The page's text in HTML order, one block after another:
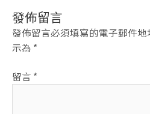
發佈留言
發佈留言必須填寫的電子郵件地
示為 *
留言 *